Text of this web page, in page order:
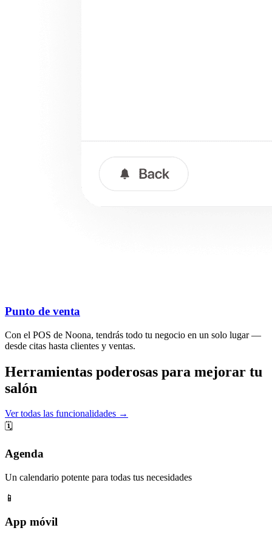
Punto de venta
Con el POS de Noona, tendrás todo tu negocio en un solo lugar —
desde citas hasta clientes y ventas.
Herramientas poderosas para mejorar tu
salón
Ver todas las funcionalidades →
🗓️
Agenda
Un calendario potente para todas tus necesidades
📱
App móvil